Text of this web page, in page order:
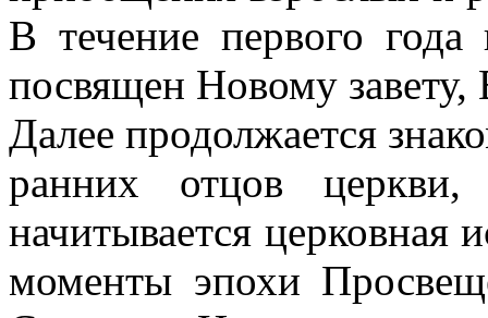
В течение первого года
посвящен Новому
Далее продолжается
ранних отцов церкви,
начитывается церковная
моменты эпохи